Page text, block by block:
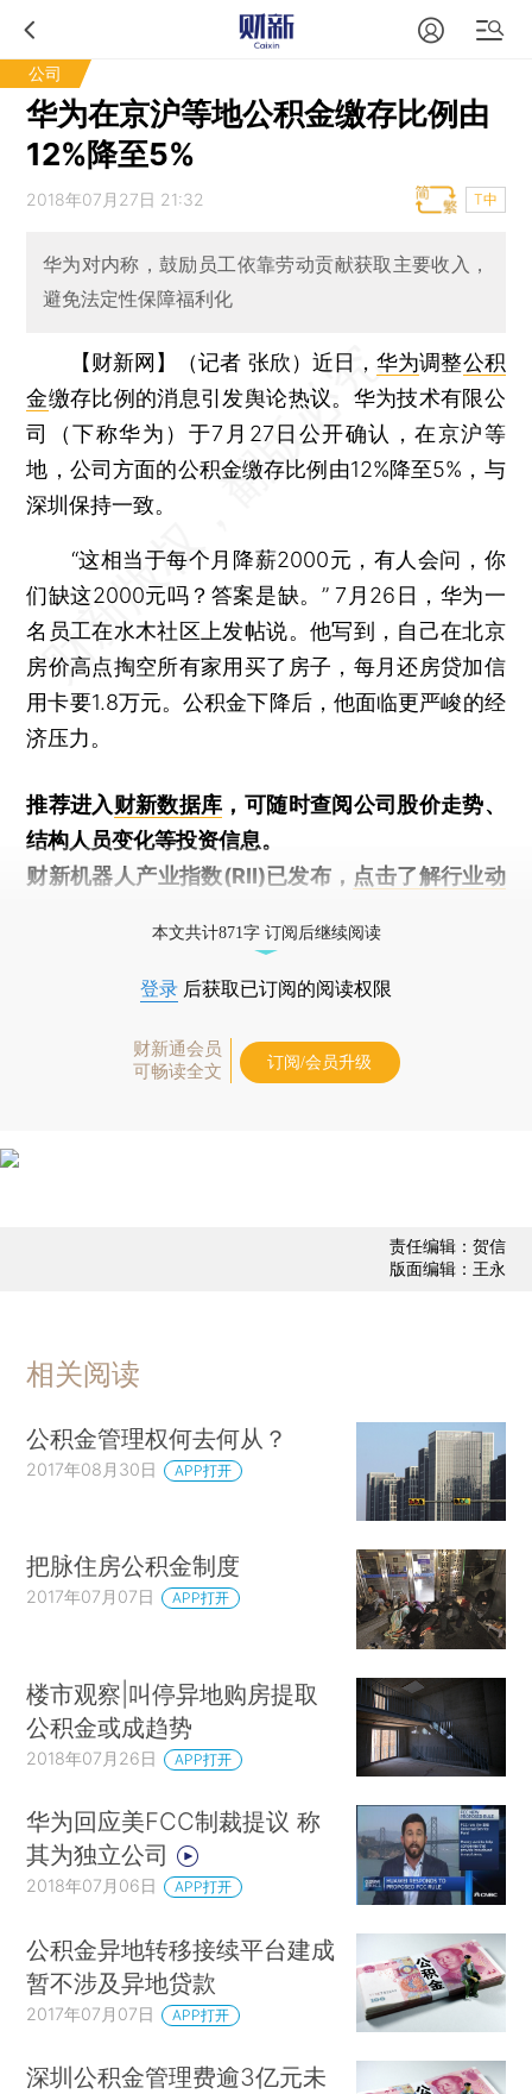
公司
华为在京沪等地公积金缴存比例由
12%降至5%
2018年07月27日 21:32 T中
华为对内称，鼓励员工依靠劳动贡献获取主要收入，
避免法定性保障福利化
【财新网】（记者 张欣） 近日，华为调整公积
金缴存比例的消息引发舆论热议。华为技术有限公
司（下称华为）于7月27日公开确认，在京沪等
地，公司方面的公积金缴存比例由12%降至5%，与
深圳保持一致。
“这相当于每个月降薪2000元，有人会问，你
们缺这2000元吗？答案是缺。” 7月26日，华为一
名员工在水木社区上发帖说。他写到，自己在北京
房价高点掏空所有家用买了房子，每月还房贷加信
用卡要1.8万元。公积金下降后，他面临更严峻的经
济压力。
推荐进入财新数据库 ，可随时查阅公司股价走势、
结构人员变化等投资信息。
财新机器人产业指数(RII)已发布， 点击了解行业动
本文共计871字 订阅后继续阅读
登录 后获取已订阅的阅读权限
财新通会员
可畅读全文
订阅/会员升级
责任编辑：贺信
版面编辑：王永
相关阅读
公积金管理权何去何从？
2017年08月30日 APP打开
把脉住房公积金制度
2017年07月07日 APP打开
楼市观察|叫停异地购房提取
公积金或成趋势
2018年07月26日 APP打开
华为回应美FCC制裁提议 称
其为独立公司
2018年07月06日 APP打开
公积金异地转移接续平台建成
暂不涉及异地贷款
2017年07月07日 APP打开
深圳公积金管理费逾3亿元未